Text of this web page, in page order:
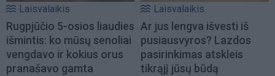
Laisvalaikis
Rugpjūčio 5-osios liaudies
išmintis: ko mūsų senoliai
vengdavo ir kokius orus
pranašavo gamta
Laisvalaikis
Ar jus lengva išvesti iš
pusiausvyros? Lazdos
pasirinkimas atskleis
tikrąjį jūsų būdą